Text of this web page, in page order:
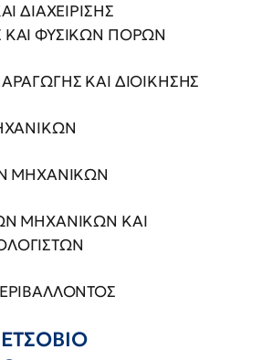
ΔΙΑΧΕΙΡΙΣΗΣ
ΚΑΙ ΦΥΣΙΚΩΝ ΠΟΡΩΝ
ΚΑΙ ΔΙΟΙΚΗΣΗΣ
ΜΗΧΑΝΙΚΩΝ
ΜΗΧΑΝΙΚΩΝ ΚΑΙ